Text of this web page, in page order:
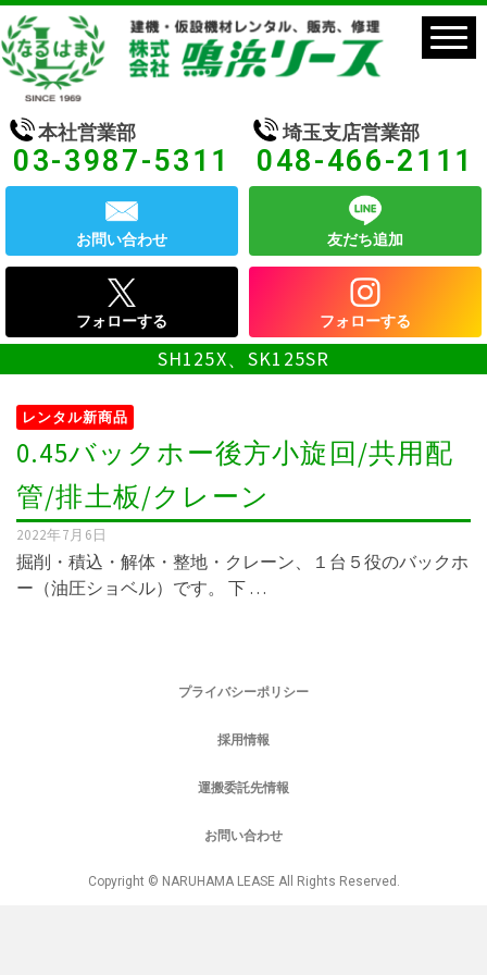
本社営業部
03-3987-5311
埼玉支店営業部
048-466-2111
お問い合わせ 友だち追加
フォローする フォローする
SH125X、SK125SR
レンタル新商品
0.45バックホー後方小旋回/共用配
管/排土板/クレーン
2022年7月6日
掘削・積込・解体・整地・クレーン、１台５役のバックホ
ー（油圧ショベル）です。 下 …
プライバシーポリシー
採用情報
運搬委託先情報
お問い合わせ
Copyright © NARUHAMA LEASE All Rights Reserved.